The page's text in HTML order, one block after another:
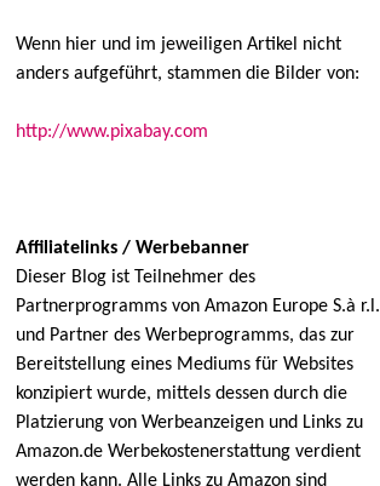
Wenn hier und im jeweiligen Artikel nicht
anders aufgeführt, stammen die Bilder von:
http://www.pixabay.com
Affiliatelinks / Werbebanner
Dieser Blog ist Teilnehmer des
Partnerprogramms von Amazon Europe S.à r.l.
und Partner des Werbeprogramms, das zur
Bereitstellung eines Mediums für Websites
konzipiert wurde, mittels dessen durch die
Platzierung von Werbeanzeigen und Links zu
Amazon.de Werbekostenerstattung verdient
werden kann. Alle Links zu Amazon sind